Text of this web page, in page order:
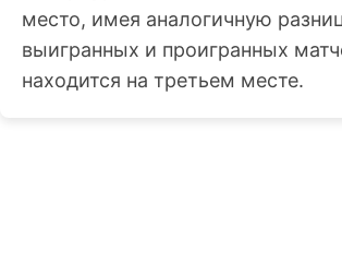
место, имея аналогичную
выигранных и проигранных
находится на третьем месте.